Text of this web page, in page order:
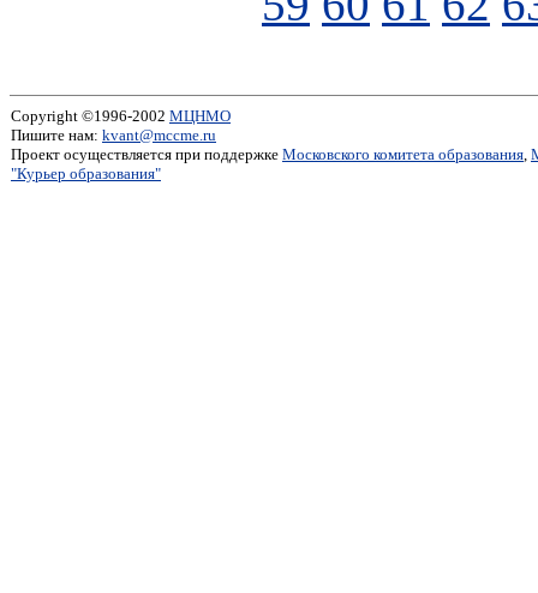
Copyright ©1996-2002 МЦНМО
Пишите нам: kvant@mccme.ru
Проект осуществляется при поддержке Московского комитета образования,
"Курьер образования"